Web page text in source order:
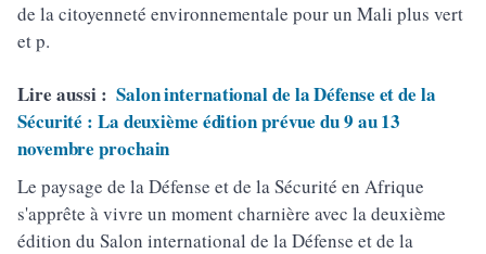
de la citoyenneté environnementale pour un Mali plus vert
et p.
Lire aussi : Salon international de la Défense et de la
Sécurité : La deuxième édition prévue du 9 au 13
novembre prochain
Le paysage de la Défense et de la Sécurité en Afrique
s'apprête à vivre un moment charnière avec la deuxième
édition du Salon international de la Défense et de la